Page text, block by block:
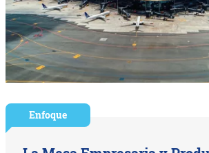
Enfoque